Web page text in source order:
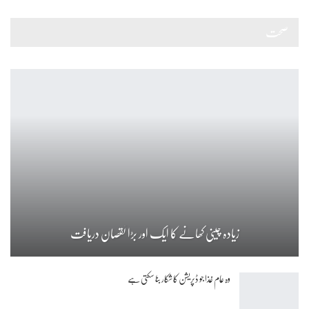
زیادہ چینی کھانے کا ایک اور بڑا نقصان دریافت
وہ عام غذا جو ڈپریشن کا شکار بنا سکتی ہے